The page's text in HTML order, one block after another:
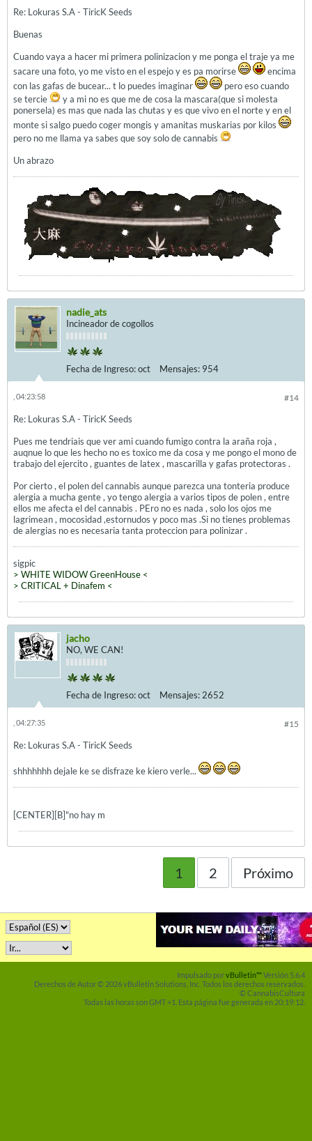
Re: Lokuras S.A - TiricK Seeds
Buenas
Cuando vaya a hacer mi primera polinizacion y me ponga el traje ya me
sacare una foto, yo me visto en el espejo y es pa morirse
encima
con las gafas de bucear... t lo puedes imaginar
pero eso cuando
se tercie
y a mi no es que me de cosa la mascara(que si molesta
ponersela) es mas que nada las chutas y es que vivo en el norte y en el
monte si salgo puedo coger mongis y amanitas muskarias por kilos
pero no me llama ya sabes que soy solo de cannabis
Un abrazo
nadie_ats
Incineador de cogollos
Fecha de Ingreso:oct Mensajes: 954
#14
, 04:23:58
Re: Lokuras S.A - TiricK Seeds
Pues me tendriais que ver ami cuando fumigo contra la araña roja ,
auqnue lo que les hecho no es toxico me da cosa y me pongo el mono de
trabajo del ejercito , guantes de latex , mascarilla y gafas protectoras .
Por cierto , el polen del cannabis aunque parezca una tonteria produce
alergia a mucha gente , yo tengo alergia a varios tipos de polen , entre
ellos me afecta el del cannabis . PEro no es nada , solo los ojos me
lagrimean , mocosidad ,estornudos y poco mas .Si no tienes problemas
de alergias no es necesaria tanta proteccion para polinizar .
sigpic
> WHITE WIDOW GreenHouse <
> CRITICAL + Dinafem <
jacho
NO, WE CAN!
Fecha de Ingreso:oct Mensajes: 2652
#15
, 04:27:35
Re: Lokuras S.A - TiricK Seeds
shhhhhhh dejale ke se disfraze ke kiero verle...
[CENTER][B]"no hay m
1 2 Próximo
Impulsado porvBulletin™Versión 5.6.4
Derechos de Autor © 2026 vBulletin Solutions, Inc. Todos los derechos reservados.
© CannabisCultura
Todas las horas son GMT +1. Esta página fue generada en 20:19:12.